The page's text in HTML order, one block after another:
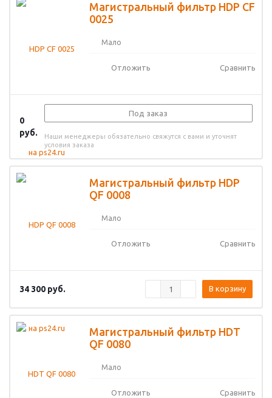
Магистральный фильтр HDP CF
0025
Мало
Отложить Сравнить
0
руб.
Под заказ
Наши менеджеры обязательно свяжутся с вами и уточнят
условия заказа
Магистральный фильтр HDP
QF 0008
Мало
Отложить Сравнить
34 300 руб. В корзину
Магистральный фильтр HDT
QF 0080
Мало
Отложить Сравнить